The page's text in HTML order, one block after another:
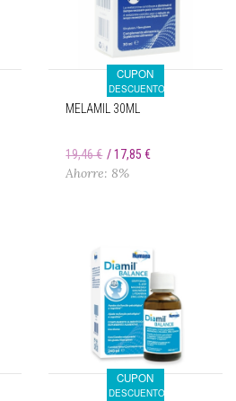
CUPON
DESCUENTO
MELAMIL 30ML
19,46 € 17,85 €
Ahorre: 8%
CUPON
DESCUENTO